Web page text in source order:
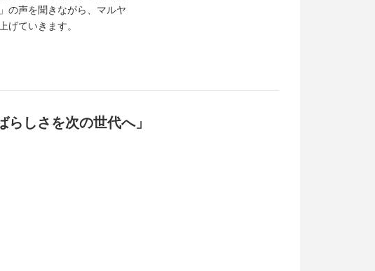
の声を聞きながら、マルヤ
げていきます。
しさを次の世代へ」